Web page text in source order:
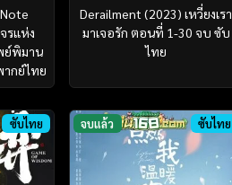
รแห่ง
ย์พิมาน
กย์ไทย
Derailment (2023) เหวี่ยงเรา
มาเจอรัก ตอนที่ 1-30 จบ ซับ
ไทย
ซับไทย จบแล้ว ซับไทย